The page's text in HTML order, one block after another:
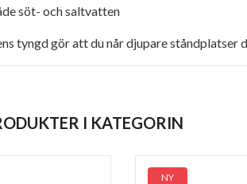
söt- och saltvatten
tyngd gör att du når djupare
I KATEGORIN
NY